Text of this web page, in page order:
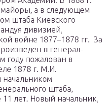
майоры, а в следующем
штаба Киевского
дивизией,
войне 1877–1878 гг. За
в генерал-
году пожалован в
1878 г. М.И.
начальником
штаба,
11 лет. Новый начальник,